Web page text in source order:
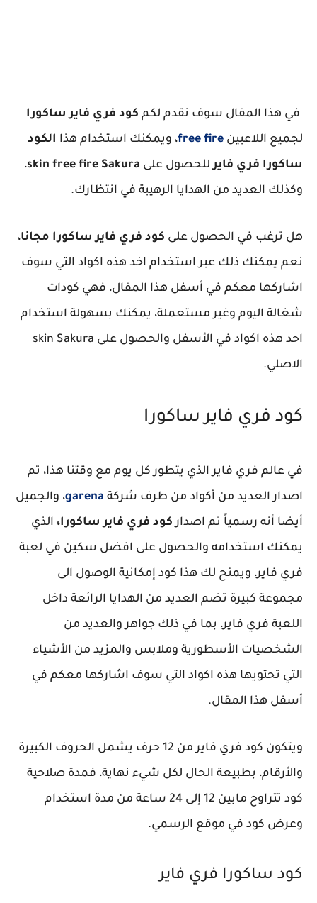
في هذا المقال سوف نقدم لكم كود فري فاير ساكورا
لجميع اللاعبين free fire، ويمكنك استخدام هذا الكود
ساكورا فري فايرللحصول على skin free fire Sakura،
وكذلك العديد من الهدايا الرهيبة في انتظارك.
هل ترغب في الحصول على كود فري فاير ساكورا مجانا،
نعم يمكنك ذلك عبر استخدام اخد هذه اكواد التي سوف
اشاركها معكم في أسفل هذا المقال، فهي كودات
شغالة اليوم وغير مستعملة، يمكنك بسهولة استخدام
احد هذه اكواد في الأسفل والحصول على skin Sakura
الاصلي.
كود فري فاير ساكورا
في عالم فري فاير الذي يتطور كل يوم مع وقتنا هذا، تم
اصدار العديد من أكواد من طرف شركة garena، والجميل
أيضا أنه رسمياً تم اصداركود فري فاير ساكورا، الذي
يمكنك استخدامه والحصول على افضل سكين في لعبة
فري فاير، ويمنح لك هذا كود إمكانية الوصول الى
مجموعة كبيرة تضم العديد من الهدايا الرائعة داخل
اللعبة فري فاير، بما في ذلك جواهر والعديد من
الشخصيات الأسطورية وملابس والمزيد من الأشياء
التي تحتويها هذه اكواد التي سوف اشاركها معكم في
أسفل هذا المقال.
ويتكون كود فري فاير من 12 حرف يشمل الحروف الكبيرة
والأرقام، بطبيعة الحال لكل شيء نهاية، فمدة صلاحية
كود تتراوح مابين 12 إلى 24 ساعة من مدة استخدام
وعرض كود في موقع الرسمي.
كود ساكورا فري فاير